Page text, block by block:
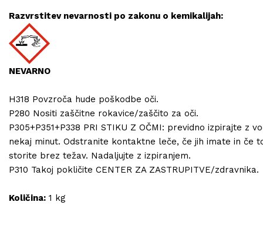
Razvrstitev nevarnosti po zakonu o kemikalijah:
NEVARNO
H318 Povzroča hude poškodbe oči.
P280 Nositi zaščitne rokavice/zaščito za oči.
P305+P351+P338 PRI STIKU Z OČMI: previdno izpirajte z
nekaj minut. Odstranite kontaktne leče, če jih imate in če
storite brez težav. Nadaljujte z izpiranjem.
P310 Takoj pokličite CENTER ZA ZASTRUPITVE/zdravnika.
Količina: 1 kg